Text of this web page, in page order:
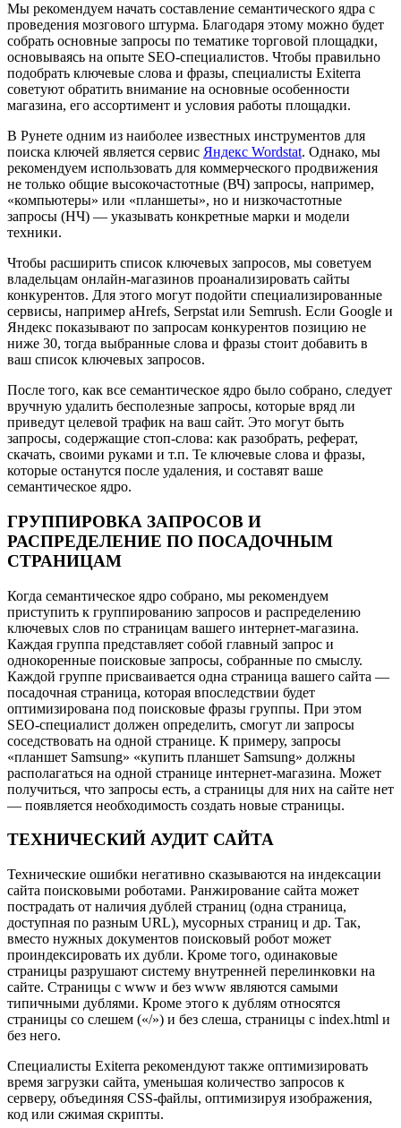
Мы рекомендуем начать составление семантического ядра с
проведения мозгового штурма. Благодаря этому можно будет
собрать основные запросы по тематике торговой площадки,
основываясь на опыте SEO-специалистов. Чтобы правильно
подобрать ключевые слова и фразы, специалисты Exiterra
советуют обратить внимание на основные особенности
магазина, его ассортимент и условия работы площадки.
В Рунете одним из наиболее известных инструментов для
поиска ключей является сервис Яндекс Wordstat. Однако, мы
рекомендуем использовать для коммерческого продвижения
не только общие высокочастотные (ВЧ) запросы, например,
«компьютеры» или «планшеты», но и низкочастотные
запросы (НЧ) — указывать конкретные марки и модели
техники.
Чтобы расширить список ключевых запросов, мы советуем
владельцам онлайн-магазинов проанализировать сайты
конкурентов. Для этого могут подойти специализированные
сервисы, например aHrefs, Serpstat или Semrush. Если Google и
Яндекс показывают по запросам конкурентов позицию не
ниже 30, тогда выбранные слова и фразы стоит добавить в
ваш список ключевых запросов.
После того, как все семантическое ядро было собрано, следует
вручную удалить бесполезные запросы, которые вряд ли
приведут целевой трафик на ваш сайт. Это могут быть
запросы, содержащие стоп-слова: как разобрать, реферат,
скачать, своими руками и т.п. Те ключевые слова и фразы,
которые останутся после удаления, и составят ваше
семантическое ядро.
ГРУППИРОВКА ЗАПРОСОВ И
РАСПРЕДЕЛЕНИЕ ПО ПОСАДОЧНЫМ
СТРАНИЦАМ
Когда семантическое ядро собрано, мы рекомендуем
приступить к группированию запросов и распределению
ключевых слов по страницам вашего интернет-магазина.
Каждая группа представляет собой главный запрос и
однокоренные поисковые запросы, собранные по смыслу.
Каждой группе присваивается одна страница вашего сайта —
посадочная страница, которая впоследствии будет
оптимизирована под поисковые фразы группы. При этом
SEO-специалист должен определить, смогут ли запросы
соседствовать на одной странице. К примеру, запросы
«планшет Samsung» «купить планшет Samsung» должны
располагаться на одной странице интернет-магазина. Может
получиться, что запросы есть, а страницы для них на сайте нет
— появляется необходимость создать новые страницы.
ТЕХНИЧЕСКИЙ АУДИТ САЙТА
Технические ошибки негативно сказываются на индексации
сайта поисковыми роботами. Ранжирование сайта может
пострадать от наличия дублей страниц (одна страница,
доступная по разным URL), мусорных страниц и др. Так,
вместо нужных документов поисковый робот может
проиндексировать их дубли. Кроме того, одинаковые
страницы разрушают систему внутренней перелинковки на
сайте. Страницы с www и без www являются самыми
типичными дублями. Кроме этого к дублям относятся
страницы со слешем («/») и без слеша, страницы с index.html и
без него.
Специалисты Exiterra рекомендуют также оптимизировать
время загрузки сайта, уменьшая количество запросов к
серверу, объединяя CSS-файлы, оптимизируя изображения,
код или сжимая скрипты.